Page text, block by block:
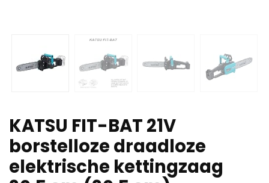
KATSU FIT-BAT 21V
borstelloze draadloze
elektrische kettingzaag